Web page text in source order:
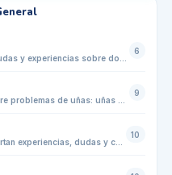
6
9
Espacio para que los usuarios compartan experiencias, dudas y consultas sobre juanetes y dedos en martillo. Aquí podrás aprender sobre prevención, síntomas, tratamientos caseros, adaptación de calzado y consultas generales para mejorar la salud de tus pies.
10